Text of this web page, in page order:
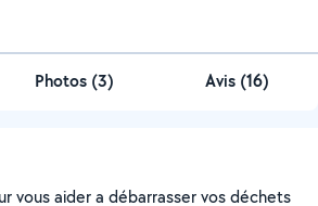
Photos (3) Avis (16)
vous aider a débarrasser vos déchets